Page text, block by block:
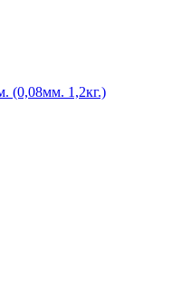
(0,08мм. 1,2кг.)